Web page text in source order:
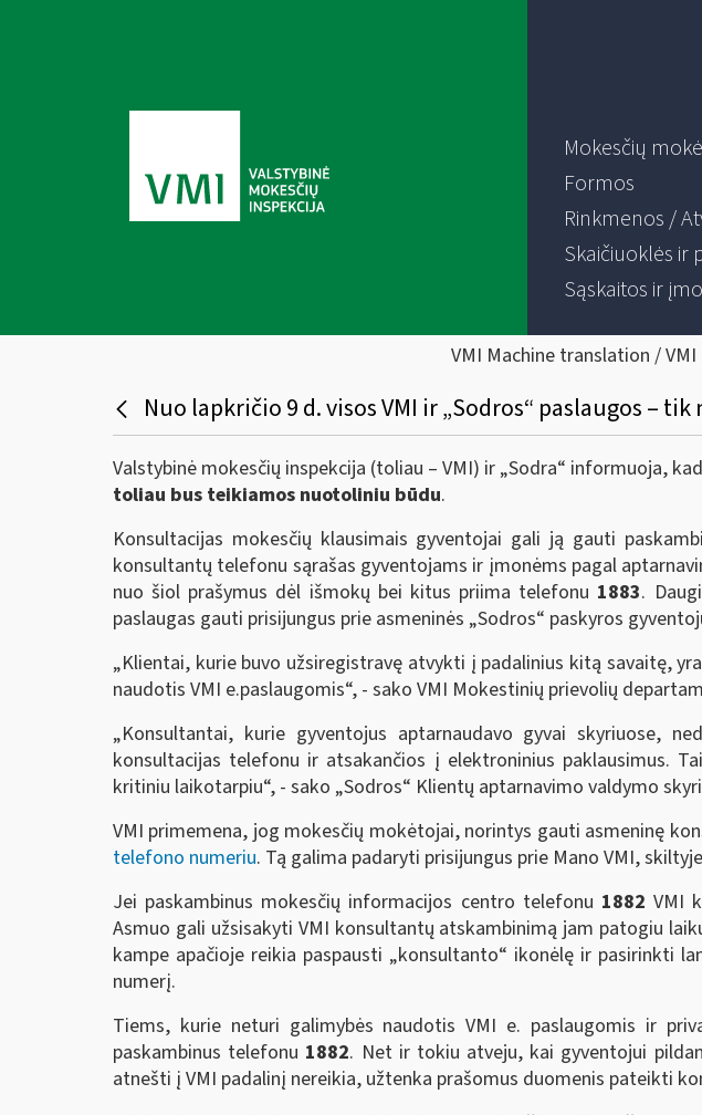
Mokesčių
Formos
Rinkmenos /
Skaičiuoklės ir
Sąskaitos ir
VMI Machine translation /
Nuo lapkričio 9 d. visos VMI ir „Sodros“ paslaugos –
Valstybinė mokesčių inspekcija (toliau – VMI) ir „Sodra“ informuoja,
toliau bus teikiamos nuotoliniu būdu.
Konsultacijas mokesčių klausimais gyventojai gali ją gauti
konsultantų telefonu sąrašas gyventojams ir įmonėms pagal
nuo šiol prašymus dėl išmokų bei kitus priima telefonu 1883.
paslaugas gauti prisijungus prie asmeninės „Sodros“ paskyros
„Klientai, kurie buvo užsiregistravę atvykti į padalinius kitą savaitę,
naudotis VMI e.paslaugomis“, - sako VMI Mokestinių prievolių
„Konsultantai, kurie gyventojus aptarnaudavo gyvai skyriuose,
konsultacijas telefonu ir atsakančios į elektroninius paklausimus.
kritiniu laikotarpiu“, - sako „Sodros“ Klientų aptarnavimo valdymo
VMI primemena, jog mokesčių mokėtojai, norintys gauti asmeninę
telefono numeriu. Tą galima padaryti prisijungus prie Mano VMI,
Jei paskambinus mokesčių informacijos centro telefonu 1882 VMI
Asmuo gali užsisakyti VMI konsultantų atskambinimą jam patogiu
kampe apačioje reikia paspausti „konsultanto“ ikonėlę ir pasirinkti
numerį.
Tiems, kurie neturi galimybės naudotis VMI e. paslaugomis ir
paskambinus telefonu 1882. Net ir tokiu atveju, kai gyventojui
atnešti į VMI padalinį nereikia, užtenka prašomus duomenis pateikti